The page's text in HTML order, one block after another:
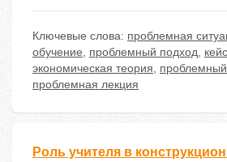
Ключевые слова: проблемная
обучение, проблемный подход,
экономическая теория,
проблемная лекция
Роль учителя в